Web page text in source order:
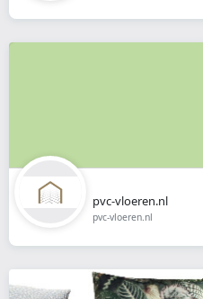
pvc-vloeren.nl
pvc-vloeren.nl